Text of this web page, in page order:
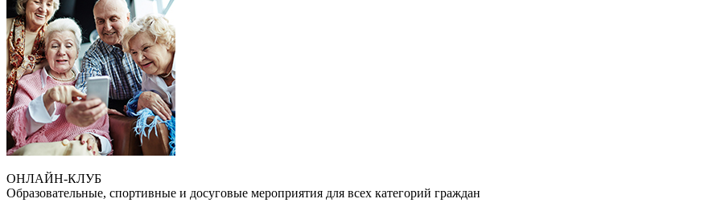
ОНЛАЙН-КЛУБ
Образовательные, спортивные и досуговые мероприятия для всех категорий граждан